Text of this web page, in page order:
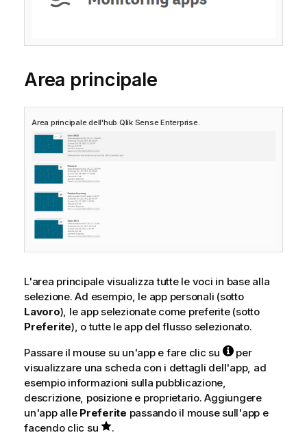
Area principale
Area principale dell'hub Qlik Sense Enterprise.
L'area principale visualizza tutte le voci in base alla
selezione. Ad esempio, le app personali (sotto
Lavoro), le app selezionate come preferite (sotto
Preferite), o tutte le app del flusso selezionato.
Passare il mouse su un'app e fare clic su
per
visualizzare una scheda con i dettagli dell'app, ad
esempio informazioni sulla pubblicazione,
descrizione, posizione e proprietario. Aggiungere
un'app alle Preferite passando il mouse sull'app e
facendo clic su
.